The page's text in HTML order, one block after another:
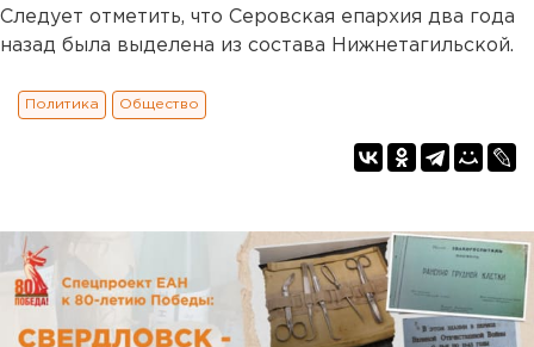
Следует отметить, что Серовская епархия два года
назад была выделена из состава Нижнетагильской.
Политика Общество